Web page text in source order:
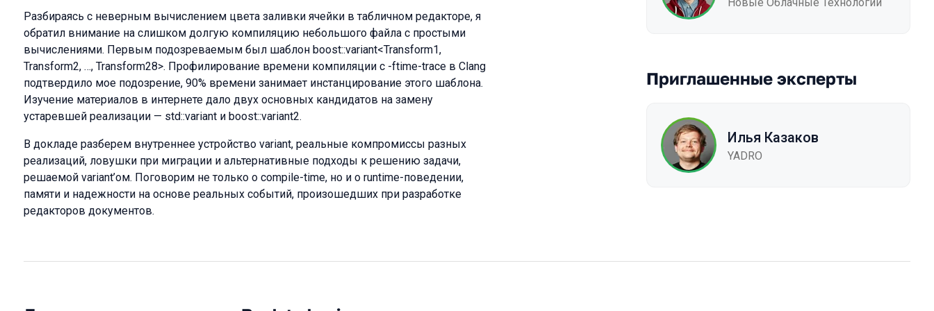
Разбираясь с неверным вычислением цвета заливки ячейки в табличном редакторе, я
обратил внимание на слишком долгую компиляцию небольшого файла с простыми
вычислениями. Первым подозреваемым был шаблон boost::variant<Transform1,
Transform2, …, Transform28>. Профилирование времени компиляции с -ftime-trace в Clang
подтвердило мое подозрение, 90% времени занимает инстанцирование этого шаблона.
Изучение материалов в интернете дало двух основных кандидатов на замену
устаревшей реализации — std::variant и boost::variant2.
В докладе разберем внутреннее устройство variant, реальные компромиссы разных
реализаций, ловушки при миграции и альтернативные подходы к решению задачи,
решаемой variant’ом. Поговорим не только о compile-time, но и о runtime-поведении,
памяти и надежности на основе реальных событий, произошедших при разработке
редакторов документов.
Приглашенные эксперты
Илья Казаков
YADRO